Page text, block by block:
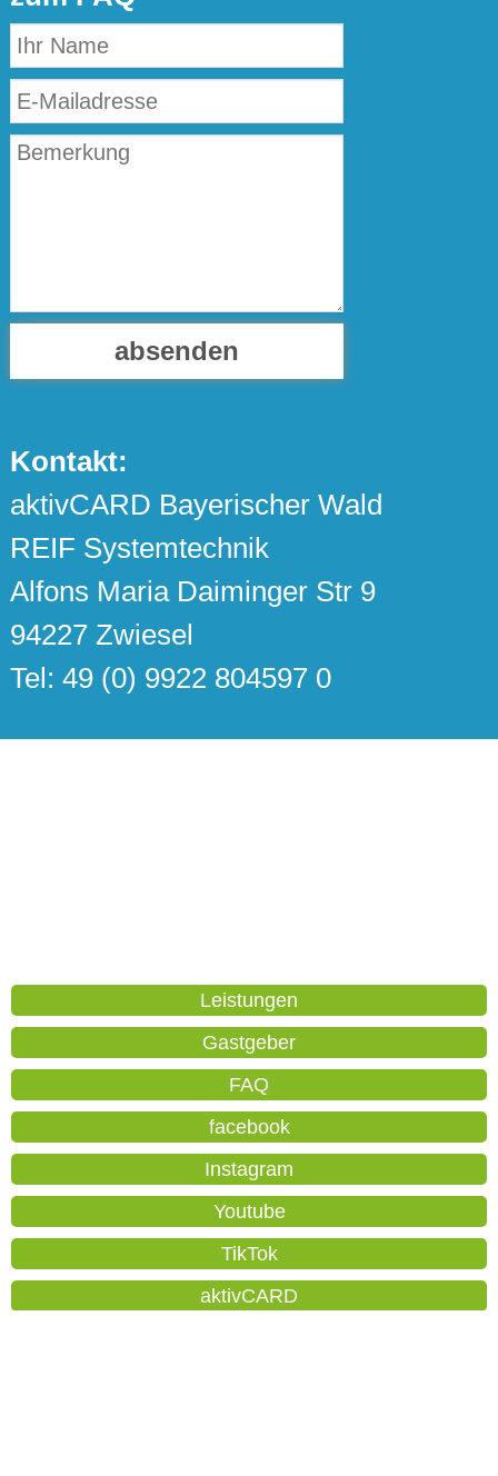
absenden
Kontakt:
aktivCARD Bayerischer Wald
REIF Systemtechnik
Alfons Maria Daiminger Str 9
94227 Zwiesel
Tel: 49 (0) 9922 804597 0
Leistungen
Gastgeber
FAQ
facebook
Instagram
Youtube
TikTok
aktivCARD